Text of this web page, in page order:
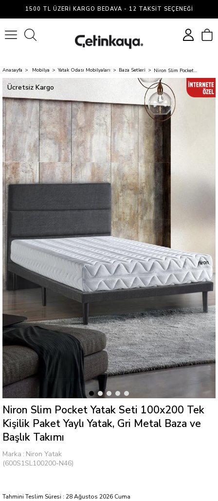
1500 TL ÜZERI KARGO BEDAVA - 12 TAKSIT SEÇENEĞI
Anasayfa Mobilya Yatak Odası Mobilyaları Baza Setleri Niron Slim Pocket Yatak Seti 100x200 Tek Kişilik Paket Yaylı Yatak, Gri Metal Baza ve Başlık Takımı
Ücretsiz Kargo
Niron Slim Pocket Yatak Seti 100x200 Tek
Kişilik Paket Yaylı Yatak, Gri Metal Baza ve
Başlık Takımı
Marka : Niron Yatak
(600S1SL100200-N46)
Tahmini Teslim Süresi : 28 Ağustos 2026 Cuma